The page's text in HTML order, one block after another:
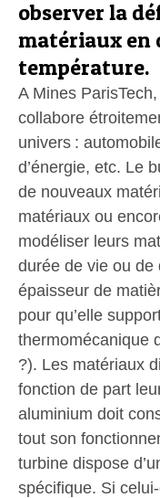
observer la
matériaux en
température.
A Mines
collabore
univers :
d’énergie, etc. Le
de nouveaux
matériaux ou
modéliser leurs
durée de vie ou de
épaisseur de
pour qu’elle
thermomécanique
?). Les matériaux
fonction de part
aluminium doit
tout son
turbine dispose
spécifique. Si